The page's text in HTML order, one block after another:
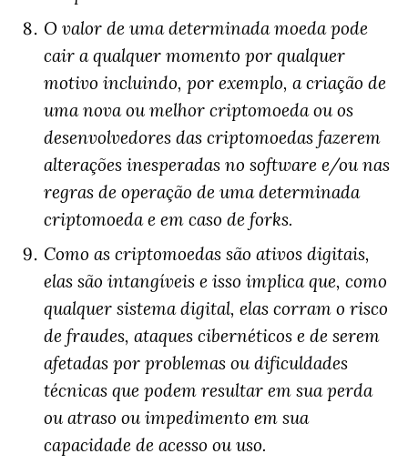
O valor de uma determinada moeda pode
cair a qualquer momento por qualquer
motivo incluindo, por exemplo, a criação de
uma nova ou melhor criptomoeda ou os
desenvolvedores das criptomoedas fazerem
alterações inesperadas no software e/ou nas
regras de operação de uma determinada
criptomoeda e em caso de forks.
Como as criptomoedas são ativos digitais,
elas são intangíveis e isso implica que, como
qualquer sistema digital, elas corram o risco
de fraudes, ataques cibernéticos e de serem
afetadas por problemas ou dificuldades
técnicas que podem resultar em sua perda
ou atraso ou impedimento em sua
capacidade de acesso ou uso.